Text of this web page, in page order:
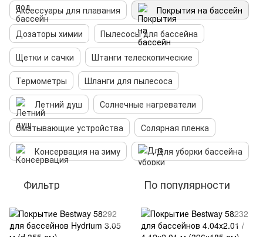
Аксессуары для плавания
Покрытия на бассейн
Дозаторы химии
Пылесосы для бассейна
Щетки и сачки
Штанги телескопические
Термометры
Шланги для пылесоса
Летний душ
Солнечные нагреватели
Сматывающие устройства
Солярная пленка
Консервация на зиму
Для уборки бассейна
Фильтр По популярности